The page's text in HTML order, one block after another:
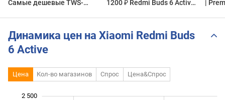
Самые дешевые TWS-
1200 ₽ Redmi Buds 6 Active
|
Динамика цен на Xiaomi Redmi Buds
6 Active
Цена Кол-во магазинов Спрос Цена&Спрос
2 500